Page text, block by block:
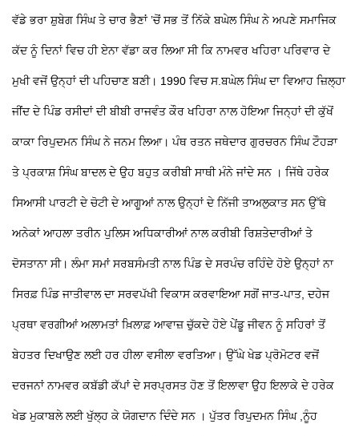
ਵੱਡੇ ਭਰਾ ਸ਼ੁਬੇਗ ਸਿੰਘ ਤੇ ਚਾਰ ਭੈਣਾਂ ’ਚੋਂ ਸਭ ਤੋਂ ਨਿੱਕੇ ਬਘੇਲ ਸਿੰਘ ਨੇ ਅਪਣੇ ਸਮਾਜਿਕ
ਕੱਦ ਨੂੰ ਦਿਨਾਂ ਵਿਚ ਹੀ ਏਨਾ ਵੱਡਾ ਕਰ ਲਿਆ ਸੀ ਕਿ ਨਾਮਵਰ ਖਹਿਰਾ ਪਰਿਵਾਰ ਦੇ
ਮੁਖੀ ਵਜੋਂ ਉਨ੍ਹਾਂ ਦੀ ਪਹਿਚਾਣ ਬਣੀ। 1990 ਵਿਚ ਸ.ਬਘੇਲ ਸਿੰਘ ਦਾ ਵਿਆਹ ਜ਼ਿਲ੍ਹਾ
ਜੀਂਦ ਦੇ ਪਿੰਡ ਰਸੀਦਾਂ ਦੀ ਬੀਬੀ ਰਾਜਵੰਤ ਕੌਰ ਖਹਿਰਾ ਨਾਲ ਹੋਇਆ ਜਿਨ੍ਹਾਂ ਦੀ ਕੁੱਖੋਂ
ਕਾਕਾ ਰਿਪੁਦਮਨ ਸਿੰਘ ਨੇ ਜਨਮ ਲਿਆ। ਪੰਥ ਰਤਨ ਜਥੇਦਾਰ ਗੁਰਚਰਨ ਸਿੰਘ ਟੌਹੜਾ
ਤੇ ਪ੍ਰਕਾਸ਼ ਸਿੰਘ ਬਾਦਲ ਦੇ ਉਹ ਬਹੁਤ ਕਰੀਬੀ ਸਾਥੀ ਮੰਨੇ ਜਾਂਦੇ ਸਨ । ਜਿੱਥੇ ਹਰੇਕ
ਸਿਆਸੀ ਪਾਰਟੀ ਦੇ ਚੋਟੀ ਦੇ ਆਗੂਆਂ ਨਾਲ ਉਨ੍ਹਾਂ ਦੇ ਨਿੱਜੀ ਤਾਅਲੁਕਾਤ ਸਨ ਉੱਥੇ
ਅਨੇਕਾਂ ਆਹਲਾ ਤਰੀਨ ਪੁਲਿਸ ਅਧਿਕਾਰੀਆਂ ਨਾਲ ਕਰੀਬੀ ਰਿਸ਼ਤੇਦਾਰੀਆਂ ਤੇ
ਦੋਸਤਾਨਾ ਸੀ। ਲੰਮਾ ਸਮਾਂ ਸਰਬਸੰਮਤੀ ਨਾਲ ਪਿੰਡ ਦੇ ਸਰਪੰਚ ਰਹਿੰਦੇ ਹੋਏ ਉਨ੍ਹਾਂ ਨਾ
ਸਿਰਫ਼ ਪਿੰਡ ਜਾਤੀਵਾਲ ਦਾ ਸਰਵਪੱਖੀ ਵਿਕਾਸ ਕਰਵਾਇਆ ਸਗੋਂ ਜਾਤ-ਪਾਤ, ਦਹੇਜ
ਪ੍ਰਥਾ ਵਰਗੀਆਂ ਅਲਾਮਤਾਂ ਖ਼ਿਲਾਫ਼ ਆਵਾਜ਼ ਚੁੱਕਦੇ ਹੋਏ ਪੇਂਡੂ ਜੀਵਨ ਨੂੰ ਸਹਿਰਾਂ ਤੋਂ
ਬੇਹਤਰ ਦਿਖਾਉਣ ਲਈ ਹਰ ਹੀਲਾ ਵਸੀਲਾ ਵਰਤਿਆ। ਉੱਘੇ ਖੇਡ ਪ੍ਰੋਮੋਟਰ ਵਜੋਂ
ਦਰਜਨਾਂ ਨਾਮਵਰ ਕਬੱਡੀ ਕੱਪਾਂ ਦੇ ਸਰਪ੍ਰਸਤ ਹੋਣ ਤੋਂ ਇਲਾਵਾ ਉਹ ਇਲਾਕੇ ਦੇ ਹਰੇਕ
ਖੇਡ ਮੁਕਾਬਲੇ ਲਈ ਖੁੱਲ੍ਹ ਕੇ ਯੋਗਦਾਨ ਦਿੰਦੇ ਸਨ । ਪੁੱਤਰ ਰਿਪੁਦਮਨ ਸਿੰਘ ,ਨੂੰਹ